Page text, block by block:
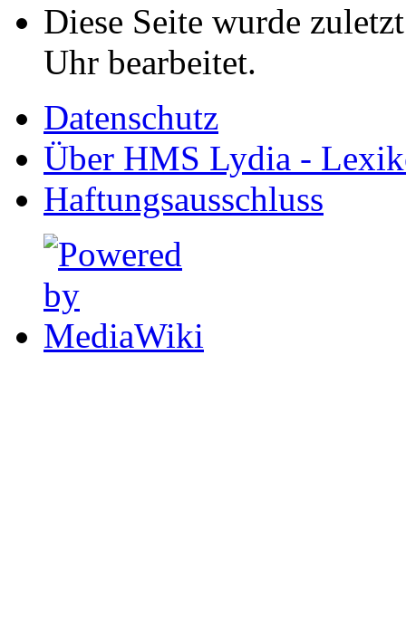
Diese Seite wurde
Uhr bearbeitet.
Datenschutz
Über HMS Lydia -
Haftungsausschluss